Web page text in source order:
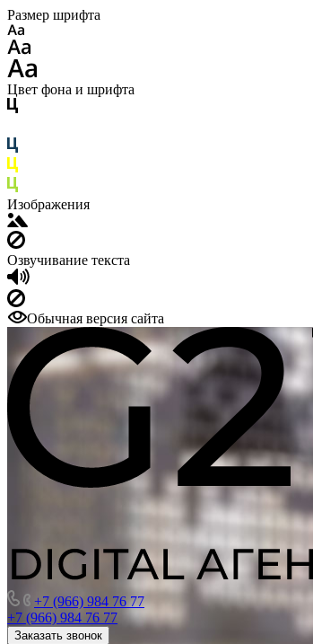
Размер шрифта
Цвет фона и шрифта
Изображения
Озвучивание текста
Обычная версия сайта
+7 (966) 984 76 77
+7 (966) 984 76 77
Заказать звонок